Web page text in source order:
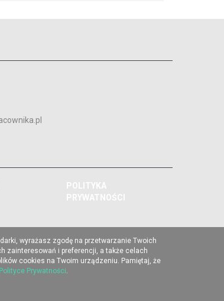
POLITYKA
PRYWATNOŚCI
wyrażasz zgodę na przetwarzanie Twoich
zainteresowań i preferencji, a także celach
cookies na Twoim urządzeniu. Pamiętaj, że
Polityce Prywatności.